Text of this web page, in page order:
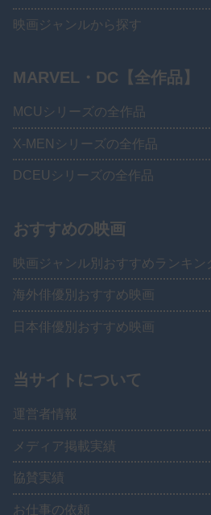
映画ジャンルから探す
MARVEL・DC【全作品】
MCUシリーズの全作品
X-MENシリーズの全作品
DCEUシリーズの全作品
おすすめの映画
映画ジャンル別おすすめランキン
海外俳優別おすすめ映画
日本俳優別おすすめ映画
当サイトについて
運営者情報
メディア掲載実績
協賛実績
お仕事の依頼